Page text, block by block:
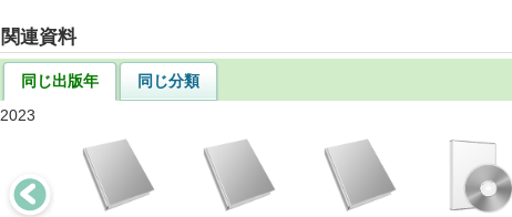
関連資料
同じ出版年
同じ分類
2023